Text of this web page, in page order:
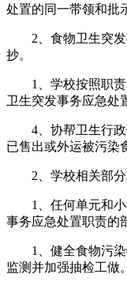
处置的同一带领和批
2、食物卫生突发
抄。
1、学校按照职责
卫生突发事务应急处
4、协帮卫生行政
已售出或外运被污染
2、学校相关部分
1、任何单元和小
事务应急处置职责的
1、健全食物污染
监测并加强抽检工做。